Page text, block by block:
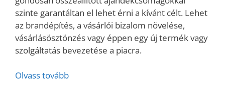
szinte garantáltan el lehet érni a kívánt célt. Lehet
az brandépítés, a vásárlói bizalom növelése,
vásárlásösztönzés vagy éppen egy új termék vagy
szolgáltatás bevezetése a piacra.
Olvass tovább